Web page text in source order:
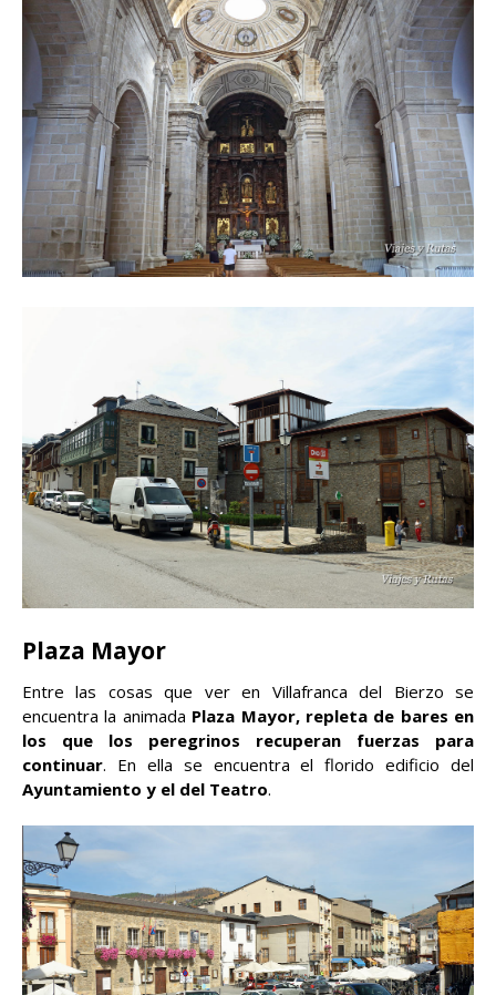
Plaza Mayor
Entre las cosas que ver en Villafranca del Bierzo se
encuentra la animada Plaza Mayor, repleta de bares en
los que los peregrinos recuperan fuerzas para
continuar. En ella se encuentra el florido edificio del
Ayuntamiento y el del Teatro.